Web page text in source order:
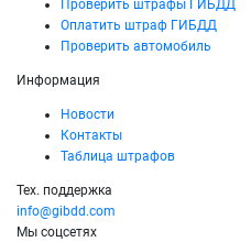
Проверить штрафы ГИБДД
Оплатить штраф ГИБДД
Проверить автомобиль
Информация
Новости
Контакты
Таблица штрафов
Тех. поддержка
info@gibdd.com
Мы соцсетях